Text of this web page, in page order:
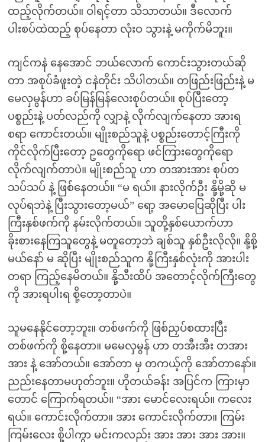
ထည့်လိုက်တယ်။ ဝါရင့်တာ သိသာတယ်။ ဒီလောက်
ပါးစပ်ထဲထည့် စုပ်နေတာ လုံးဝ သွားနဲ့ မကိုက်မိဘူး။
ကျင်ကနဲ နေအောင် ဘယ်လောက် ကောင်းသွားတယ်ဆို
တာ အစုပ်ခံဖူးတဲ့ ငနဲတိုင်း သိပါတယ်။ တဖြည်းဖြည်းနဲ့ မ
မေလှမွန်ဟာ ခပ်မြန်မြန်လေးစုပ်တယ်။ စုပ်ပြီးတော့
ပစ္စည်းနဲ့ ပတ်လည်ကို လျှာနဲ့ လိုက်လျက်နေတာ အားရ
စရာ ကောင်းတယ်။ မျိုးစည်သူနဲ့ ပစ္စည်းတောင့်ကြီးကို
ကိုင်လိုက်ပြီးတော့ ဥတွေကိုရော ဖင်ကြားတွေကိုရော
လိုက်လျက်တာပဲ။ မျိုးစည်သူ ဟာ တအားအား စုပ်တ
သပ်သပ် နဲ့ ဖြစ်နေတယ်။ “မ ရယ်။ နားလိုက်ဦး နို့မို့ဆို မ
လုပ်ရဘဲနဲ့ ပြီးသွားတော့မယ်” ရော့ အမောပြေဆိုပြီး ပါး
ကြီးနှစ်ဖက်ကို နမ်းလိုက်တယ်။ သူတို့နှစ်ယောက်ဟာ
ခိုးစားနေကြသူတွေနဲ့ မတူတော့ဘဲ ချစ်သူ နှစ်ဦးလိုလို။ နို့စို့
မယ်နော် မ ဆိုပြီး မျိုးစည်သူက နို့ကြီးနှစ်လုံးကို အားပါး
တရာ ကြည့်နေမိတယ်။ နို့သီးထိပ် အတောင့်လိုက်ကြီးတွေ
ကို အားရပါးရ စို့တော့တာပဲ။
သူမနေနိုင်တော့ဘူး။ တစ်ဖက်ကို ဖြစ်ညှပ်စထားပြီး
တစ်ဖက်ကို စို့နေတာ။ မမေလှမွန် ဟာ တအီးအီး တအား
အား နဲ့ အော်တယ်။ အော်တာ မှ တကယ့်ကို အော်တာနော်။
ညည်းနေတာမဟုတ်ဘူး။ ဟိုတယ်ခန်း အပြင်က ကြားမှာ
တောင် ကြောက်ရတယ်။ “အား မောင်လေးရယ်။ ကလေး
ရယ်။ ကောင်းလိုက်တာ။ အား ကောင်းလိုက်တာ။ ကြမ်း
ကြမ်းလေး စို့ပါကွာ မင်းကလည်း အား အား အား အား။